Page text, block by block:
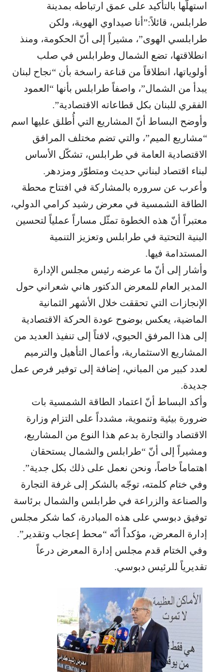
استهلّها بالتأكيد على عمق ارتباطه بمدينة
طرابلس، قائلاً:”أنا صيداوي الهوية، ولكن
طرابلسي الهوى”، مشيراً إلى أنّ الحكومة، ومنذ
انطلاقتها، تضع الشمال وطرابلس في صلب
أولوياتها، انطلاقاً من قناعة راسخة بأن “نجاح لبنان
يبدأ من الشمال”، واصفاً طرابلس بأنها “العمود
الفقري للبنان بكل قطاعاته الاقتصادية”.
وأوضح البساط أنّ المشاريع التي أُطلق عليها اسم
“مشاريع الميم”، والتي تضم مختلف المرافق
الاقتصادية العامة في طرابلس، تشكّل الأساس
لبناء اقتصاد لبناني حديث ومتطوّر ومزدهر.
وأعرب عن سروره بالمشاركة في افتتاح محطة
الطاقة الشمسية في معرض رشيد كرامي الدولي،
معتبراً أنّ هذه الخطوة تمثّل مساراً عملياً لتحسين
البنية التحتية في طرابلس وتعزيز التنمية
المستدامة فيها.
وأشار إلى أنّ ما عرضه رئيس مجلس الإدارة
المدير العام للمعرض الدكتور هاني شعراني حول
الإنجازات التي تحققت خلال الأشهر الثمانية
الماضية، يعكس بوضوح عودة الحركة الاقتصادية
إلى هذا المرفق الحيوي، لافتاً إلى تنفيذ العديد من
المشاريع الاستثمارية، وأعمال التأهيل والترميم
لعدد كبير من المباني، إضافة إلى توفير فرص عمل
جديدة.
وأكد البساط أنّ اعتماد الطاقة الشمسية بات
ضرورة بيئية وتنموية، مشدداً على التزام وزارة
الاقتصاد والتجارة بدعم هذا النوع من المشاريع،
ومشيراً إلى أنّ “طرابلس والشمال يستحقان
اهتماماً خاصاً، ونحن نعمل على ذلك بكل جدية”.
وفي ختام كلمته، توجّه بالشكر إلى غرفة التجارة
والصناعة والزراعة في طرابلس والشمال برئاسة
توفيق دبوسي على هذه المبادرة، كما شكر مجلس
إدارة المعرض، مؤكداً أنّه “محط إعجاب وتقدير”.
وفي الختام قدم مجلس إدارة المعرض درعاً
تقديرياً للرئيس دبوسي.